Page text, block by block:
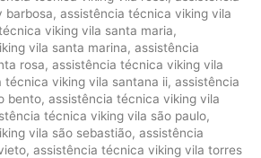
barbosa, assistência técnica viking vila
viking vila santa maria,
vila santa marina, assistência
rosa, assistência técnica viking vila
técnica viking vila santana ii, assistência
bento, assistência técnica viking vila
técnica viking vila são paulo,
vila são sebastião, assistência
, assistência técnica viking vila torres